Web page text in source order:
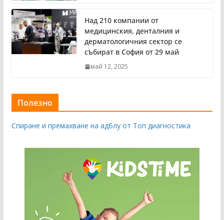
Над 210 компании от
медицинския, денталния и
дерматологичния сектор се
събират в София от 29 май
май 12, 2025
Полезно
Спиране и премахване на адблу от Топ диагностика